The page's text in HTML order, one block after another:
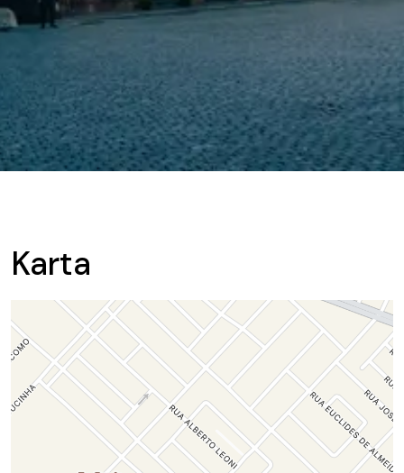
Karta